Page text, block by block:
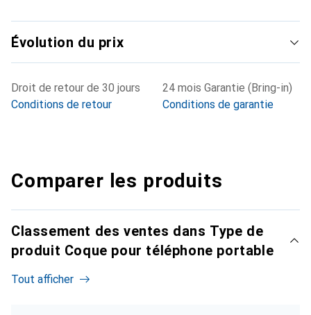
Évolution du prix
Droit de retour de 30 jours
Conditions de retour
24 mois Garantie (Bring-in)
Conditions de garantie
Comparer les produits
Classement des ventes dans Type de
produit Coque pour téléphone portable
Tout afficher